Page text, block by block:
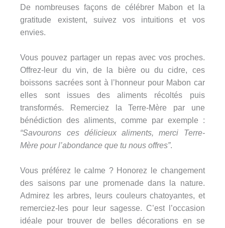
De nombreuses façons de célébrer Mabon et la
gratitude existent, suivez vos intuitions et vos
envies.
Vous pouvez partager un repas avec vos proches.
Offrez-leur du vin, de la bière ou du cidre, ces
boissons sacrées sont à l’honneur pour Mabon car
elles sont issues des aliments récoltés puis
transformés. Remerciez la Terre-Mère par une
bénédiction des aliments, comme par exemple :
“Savourons ces délicieux aliments, merci Terre-
Mère pour l’abondance que tu nous offres”.
Vous préférez le calme ? Honorez le changement
des saisons par une promenade dans la nature.
Admirez les arbres, leurs couleurs chatoyantes, et
remerciez-les pour leur sagesse. C’est l’occasion
idéale pour trouver de belles décorations en se